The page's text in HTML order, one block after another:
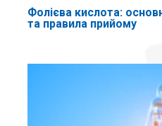
Фолієва кислота:
та правила прийому